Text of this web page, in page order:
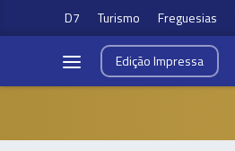
D7 Turismo Freguesias
EdiçãoImpressa